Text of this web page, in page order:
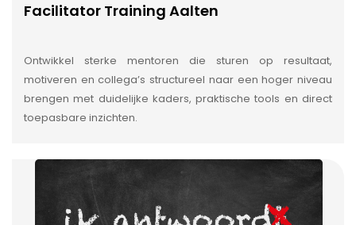
Facilitator Training Aalten
Ontwikkel sterke mentoren die sturen op resultaat,
motiveren en collega’s structureel naar een hoger niveau
brengen met duidelijke kaders, praktische tools en direct
toepasbare inzichten.